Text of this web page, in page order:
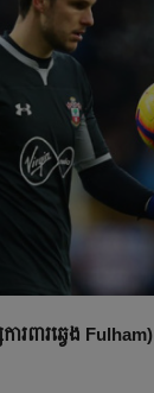
រពារ​ឆ្វេង​ Fulham)